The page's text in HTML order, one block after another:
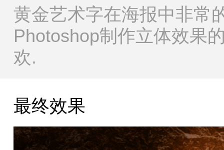
黄金艺术字在海报中非常
Photoshop制作立体效果
欢.
最终效果